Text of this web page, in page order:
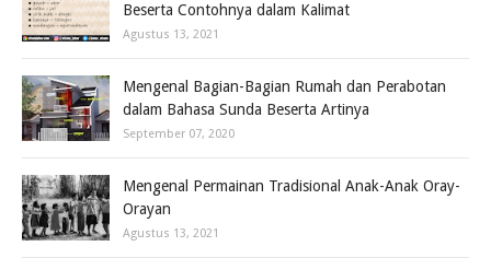
Beserta Contohnya dalam Kalimat
Agustus 13, 2021
Mengenal Bagian-Bagian Rumah dan Perabotan
dalam Bahasa Sunda Beserta Artinya
September 07, 2020
Mengenal Permainan Tradisional Anak-Anak Oray-
Orayan
Agustus 13, 2021